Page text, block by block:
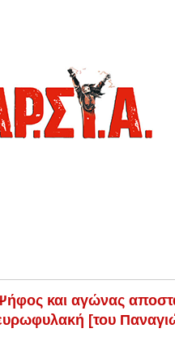
και αγώνας
[του